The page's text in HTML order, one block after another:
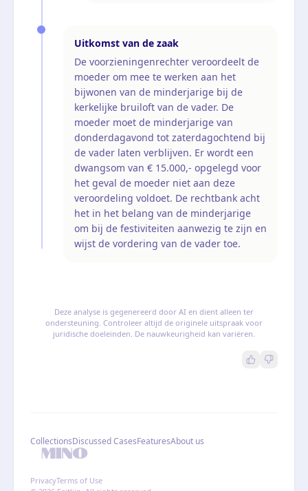
Uitkomst van de zaak
De voorzieningenrechter veroordeelt de
moeder om mee te werken aan het
bijwonen van de minderjarige bij de
kerkelijke bruiloft van de vader. De
moeder moet de minderjarige van
donderdagavond tot zaterdagochtend bij
de vader laten verblijven. Er wordt een
dwangsom van € 15.000,- opgelegd voor
het geval de moeder niet aan deze
veroordeling voldoet. De rechtbank acht
het in het belang van de minderjarige
om bij de festiviteiten aanwezig te zijn en
wijst de vordering van de vader toe.
Deze analyse is gegenereerd door AI en dient alleen ter
ondersteuning. Controleer altijd de originele uitspraak voor
juridische doeleinden. De nauwkeurigheid kan variëren.
CollectionsDiscussed CasesFeaturesAbout us
PrivacyTerms of Use